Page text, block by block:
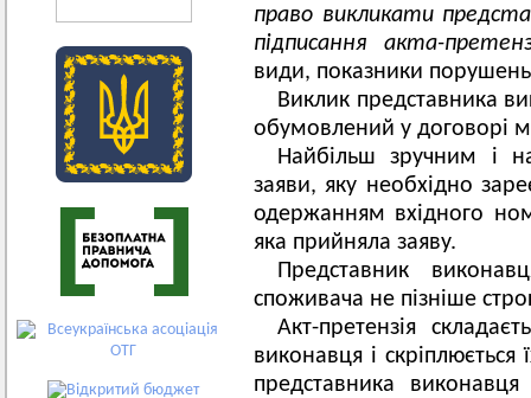
право викликати
підписання акта-
види, показники
Виклик представника
обумовлений у договорі
Найбільш зручним і
заяви, яку необхідно
одержанням вхідного
яка прийняла заяву.
Представник
споживача не пізніше
Акт-претензія
виконавця і
представника